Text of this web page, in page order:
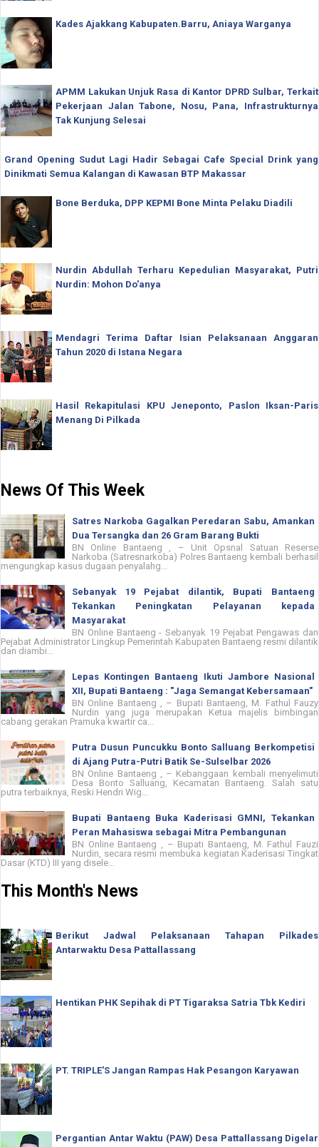
Kades Ajakkang Kabupaten.Barru, Aniaya Warganya
APMM Lakukan Unjuk Rasa di Kantor DPRD Sulbar, Terkait
Pekerjaan Jalan Tabone, Nosu, Pana, Infrastrukturnya
Tak Kunjung Selesai
Grand Opening Sudut Lagi Hadir Sebagai Cafe Special Drink yang
Dinikmati Semua Kalangan di Kawasan BTP Makassar
Bone Berduka, DPP KEPMI Bone Minta Pelaku Diadili
Nurdin Abdullah Terharu Kepedulian Masyarakat, Putri
Nurdin: Mohon Do'anya
Mendagri Terima Daftar Isian Pelaksanaan Anggaran
Tahun 2020 di Istana Negara
Hasil Rekapitulasi KPU Jeneponto, Paslon Iksan-Paris
Menang Di Pilkada
News Of This Week
Satres Narkoba Gagalkan Peredaran Sabu, Amankan
Dua Tersangka dan 26 Gram Barang Bukti
BN Online Bantaeng , – Unit Opsnal Satuan Reserse
Narkoba (Satresnarkoba) Polres Bantaeng kembali berhasil
mengungkap kasus dugaan penyalahg...
Sebanyak 19 Pejabat dilantik, Bupati Bantaeng
Tekankan Peningkatan Pelayanan kepada
Masyarakat
BN Online Bantaeng - Sebanyak 19 Pejabat Pengawas dan
Pejabat Administrator Lingkup Pemerintah Kabupaten Bantaeng resmi dilantik
dan diambi...
Lepas Kontingen Bantaeng Ikuti Jambore Nasional
XII, Bupati Bantaeng : "Jaga Semangat Kebersamaan"
BN Online Bantaeng , – Bupati Bantaeng, M. Fathul Fauzy
Nurdin yang juga merupakan Ketua majelis bimbingan
cabang gerakan Pramuka kwartir ca...
Putra Dusun Puncukku Bonto Salluang Berkompetisi
di Ajang Putra-Putri Batik Se-Sulselbar 2026
BN Online Bantaeng , – Kebanggaan kembali menyelimuti
Desa Bonto Salluang, Kecamatan Bantaeng. Salah satu
putra terbaiknya, Reski Hendri Wig...
Bupati Bantaeng Buka Kaderisasi GMNI, Tekankan
Peran Mahasiswa sebagai Mitra Pembangunan
BN Online Bantaeng , – Bupati Bantaeng, M. Fathul Fauzi
Nurdin, secara resmi membuka kegiatan Kaderisasi Tingkat
Dasar (KTD) III yang disele...
This Month's News
Berikut Jadwal Pelaksanaan Tahapan Pilkades
Antarwaktu Desa Pattallassang
Hentikan PHK Sepihak di PT Tigaraksa Satria Tbk Kediri
PT. TRIPLE'S Jangan Rampas Hak Pesangon Karyawan
Pergantian Antar Waktu (PAW) Desa Pattallassang Digelar